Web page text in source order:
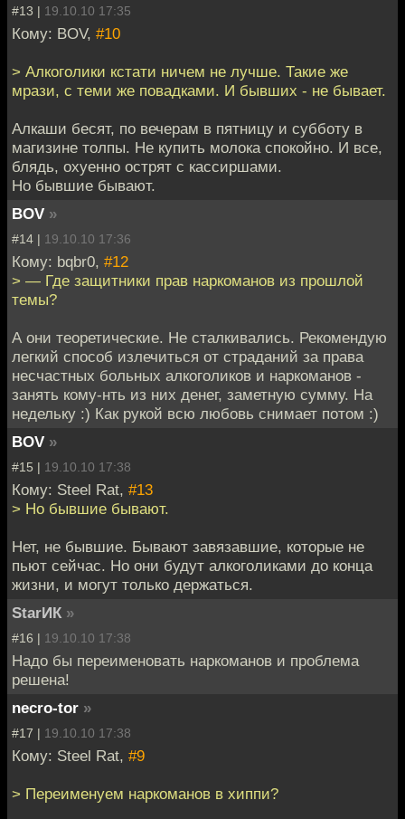
#13 | 19.10.10 17:35
Кому: BOV, #10
> Алкоголики кстати ничем не лучше. Такие же
мрази, с теми же повадками. И бывших - не бывает.
Алкаши бесят, по вечерам в пятницу и субботу в
магизине толпы. Не купить молока спокойно. И все,
блядь, охуенно острят с кассиршами.
Но бывшие бывают.
BOV »
#14 | 19.10.10 17:36
Кому: bqbr0, #12
> — Где защитники прав наркоманов из прошлой
темы?
А они теоретические. Не сталкивались. Рекомендую
легкий способ излечиться от страданий за права
несчастных больных алкоголиков и наркоманов -
занять кому-нть из них денег, заметную сумму. На
недельку :) Как рукой всю любовь снимает потом :)
BOV »
#15 | 19.10.10 17:38
Кому: Steel Rat, #13
> Но бывшие бывают.
Нет, не бывшие. Бывают завязавшие, которые не
пьют сейчас. Но они будут алкоголиками до конца
жизни, и могут только держаться.
StarИК »
#16 | 19.10.10 17:38
Надо бы переименовать наркоманов и проблема
решена!
necro-tor »
#17 | 19.10.10 17:38
Кому: Steel Rat, #9
> Переименуем наркоманов в хиппи?